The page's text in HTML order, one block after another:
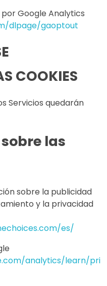
Google Analytics
dlpage/gaoptout
COOKIES
Servicios quedarán
las
sobre la publicidad
y la privacidad
es/
analytics/learn/pri